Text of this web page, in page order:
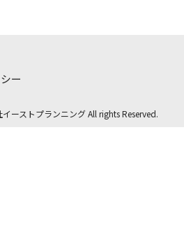
ー
ーストプランニング All rights Reserved.